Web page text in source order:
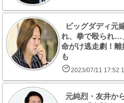
ビッグダディ元
れ、拳で殴られ…
命がけ逃走劇！
も
2023/07/11 17:52
元純烈・友井か